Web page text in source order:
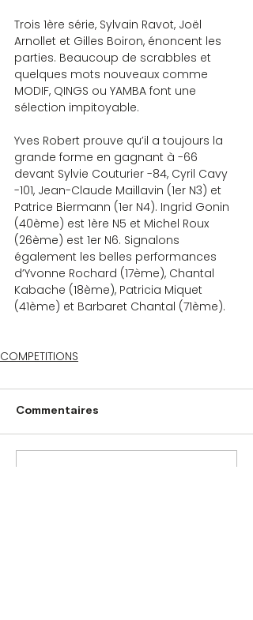
Trois 1ère série, Sylvain Ravot, Joël
Arnollet et Gilles Boiron, énoncent les
parties. Beaucoup de scrabbles et
quelques mots nouveaux comme
MODIF, QINGS ou YAMBA font une
sélection impitoyable.
Yves Robert prouve qu’il a toujours la
grande forme en gagnant à -66
devant Sylvie Couturier -84, Cyril Cavy
-101, Jean-Claude Maillavin (1er N3) et
Patrice Biermann (1er N4). Ingrid Gonin
(40ème) est 1ère N5 et Michel Roux
(26ème) est 1er N6. Signalons
également les belles performances
d’Yvonne Rochard (17ème), Chantal
Kabache (18ème), Patricia Miquet
(41ème) et Barbaret Chantal (71ème).
COMPETITIONS
Commentaires